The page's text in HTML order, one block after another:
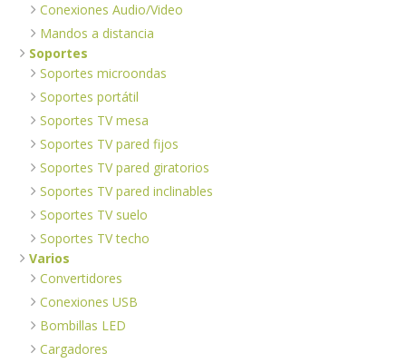
Conexiones Audio/Video
Mandos a distancia
Soportes
Soportes microondas
Soportes portátil
Soportes TV mesa
Soportes TV pared fijos
Soportes TV pared giratorios
Soportes TV pared inclinables
Soportes TV suelo
Soportes TV techo
Varios
Convertidores
Conexiones USB
Bombillas LED
Cargadores